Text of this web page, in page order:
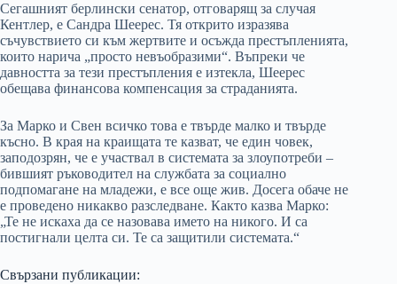
Сегашният берлински сенатор, отговарящ за случая
Кентлер, е Сандра Шеерес. Тя открито изразява
съчувствието си към жертвите и осъжда престъпленията,
които нарича „просто невъобразими“. Въпреки че
давността за тези престъпления е изтекла, Шеерес
обещава финансова компенсация за страданията.
За Марко и Свен всичко това е твърде малко и твърде
късно. В края на краищата те казват, че един човек,
заподозрян, че е участвал в системата за злоупотреби –
бившият ръководител на службата за социално
подпомагане на младежи, е все още жив. Досега обаче не
е проведено никакво разследване. Както казва Марко:
„Те не искаха да се назовава името на никого. И са
постигнали целта си. Те са защитили системата.“
Свързани публикации: